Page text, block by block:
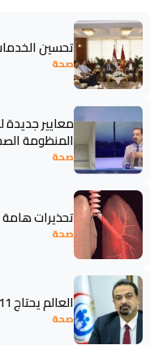
تحسين
صحة
معايير جديدة
المنظومة
صحة
تحذيرات
صحة
العالم يحتاج 11 مليون وظيفة صحية بحلول 2030
صحة